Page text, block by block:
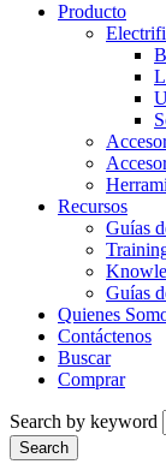
Producto
Recursos
Guías
Guías
Quienes
Contáctenos
Buscar
Comprar
Search by keyword